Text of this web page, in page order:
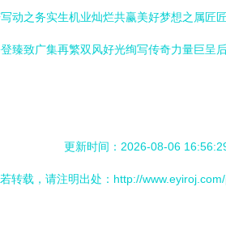
动之务实生机业灿烂共赢美好梦想之属
臻致广集再繁双风好光绚写传奇力量巨呈
更新时间：2026-08-06
转载，请注明出处：http://